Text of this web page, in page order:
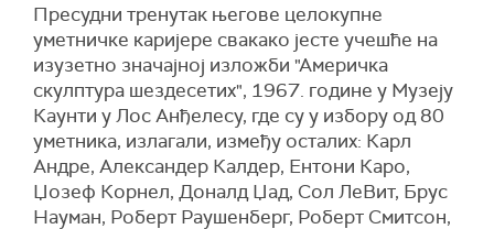
Пресудни тренутак његове целокупне
уметничке каријере свакако јесте учешће на
изузетно значајној изложби "Америчка
скулптура шездесетих", 1967. године у Музеју
Каунти у Лос Анђелесу, где су у избору од 80
уметника, излагали, између осталих: Карл
Андре, Александер Калдер, Ентони Каро,
Џозеф Корнел, Доналд Џад, Сол ЛеВит, Брус
Науман, Роберт Раушенберг, Роберт Смитсон,